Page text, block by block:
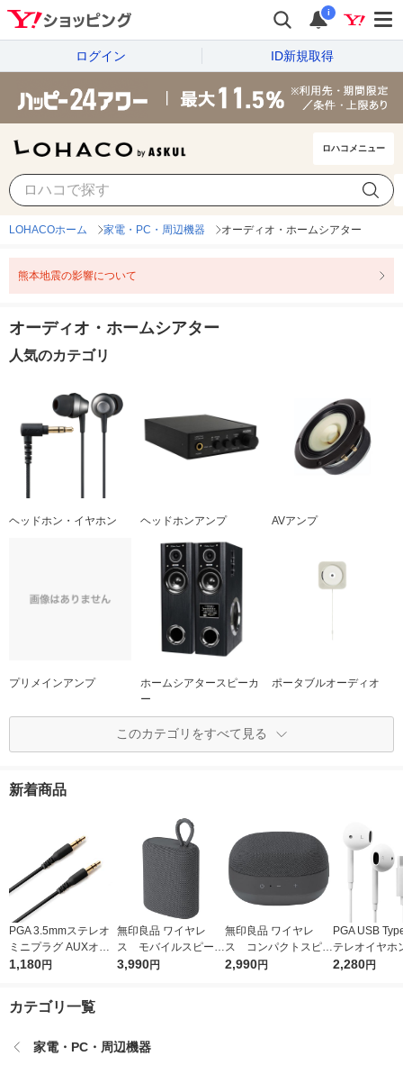
i
ログイン ID新規取得
ロハコメニュー
LOHACOホーム 家電・PC・周辺機器 オーディオ・ホームシアター
熊本地震の影響について
オーディオ・ホームシアター
人気のカテゴリ
ヘッドホン・イヤホン ヘッドホンアンプ AVアンプ
プリメインアンプ
ホームシアタースピーカ
ー
ポータブルオーディオ
このカテゴリをすべて見る
新着商品
PGA 3.5mmステレオ
ミニプラグ AUXオー
ディオケーブル やわ
（直送品）
1,180円
無印良品 ワイヤレ
ス モバイルスピーカ
ー ループ付 グレー
3,990円
無印良品 ワイヤレ
ス コンパクトスピー
カー グレー ＭＵＪＩ-
2,990円
PGA USB
テレオイヤホ
ナーイヤー マ
2,280円
カテゴリ一覧
家電・PC・周辺機器